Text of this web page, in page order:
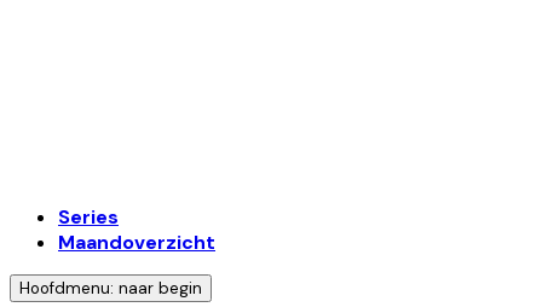
Series
Maandoverzicht
Hoofdmenu: naar begin